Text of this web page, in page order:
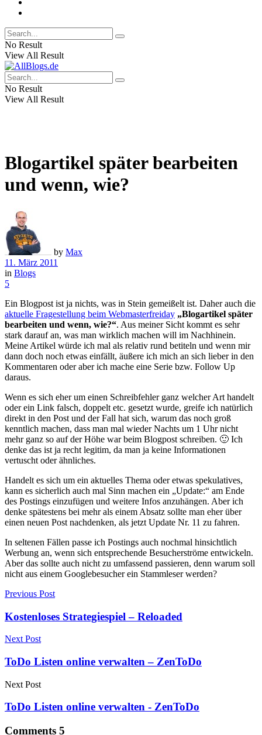
No Result
View All Result
No Result
View All Result
Blogartikel später bearbeiten
und wenn, wie?
by Max
11. März 2011
in Blogs
5
Ein Blogpost ist ja nichts, was in Stein gemeißelt ist. Daher auch die
aktuelle Fragestellung beim Webmasterfreiday „Blogartikel später
bearbeiten und wenn, wie?“. Aus meiner Sicht kommt es sehr
stark darauf an, was man wirklich machen will im Nachhinein.
Meine Artikel würde ich mal als relativ rund betiteln und wenn mir
dann doch noch etwas einfällt, äußere ich mich an sich lieber in den
Kommentaren oder aber ich mache eine Serie bzw. Follow Up
daraus.
Wenn es sich eher um einen Schreibfehler ganz welcher Art handelt
oder ein Link falsch, doppelt etc. gesetzt wurde, greife ich natürlich
direkt in den Post und der Fall hat sich, warum das noch groß
kenntlich machen, dass man mal wieder Nachts um 1 Uhr nicht
mehr ganz so auf der Höhe war beim Blogpost schreiben. 🙂 Ich
denke das ist ja recht legitim, da man ja keine Informationen
vertuscht oder ähnliches.
Handelt es sich um ein aktuelles Thema oder etwas spekulatives,
kann es sicherlich auch mal Sinn machen ein „Update:“ am Ende
des Postings einzufügen und weitere Infos anzuhängen. Aber ich
denke spätestens bei mehr als einem Absatz sollte man eher über
einen neuen Post nachdenken, als jetzt Update Nr. 11 zu fahren.
In seltenen Fällen passe ich Postings auch nochmal hinsichtlich
Werbung an, wenn sich entsprechende Besucherströme entwickeln.
Aber das sollte auch nicht zu umfassend passieren, denn warum soll
nicht aus einem Googlebesucher ein Stammleser werden?
Previous Post
Kostenloses Strategiespiel – Reloaded
Next Post
ToDo Listen online verwalten – ZenToDo
Next Post
ToDo Listen online verwalten - ZenToDo
Comments 5